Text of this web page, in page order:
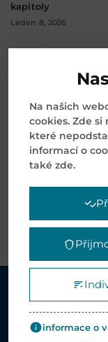
kapitoly
Leden 8, 2026
prezidenta a
Archivy
ŘEŠENÍ
Na našich
cookies. Zde
které
informací o
také zde.
informace o